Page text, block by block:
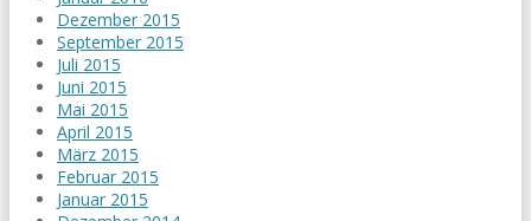
Dezember 2015
September 2015
Juli 2015
Juni 2015
Mai 2015
April 2015
März 2015
Februar 2015
Januar 2015